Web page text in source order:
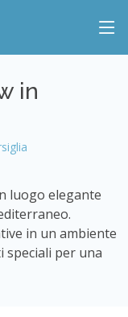
in
luogo elegante
in un ambiente
speciali per una